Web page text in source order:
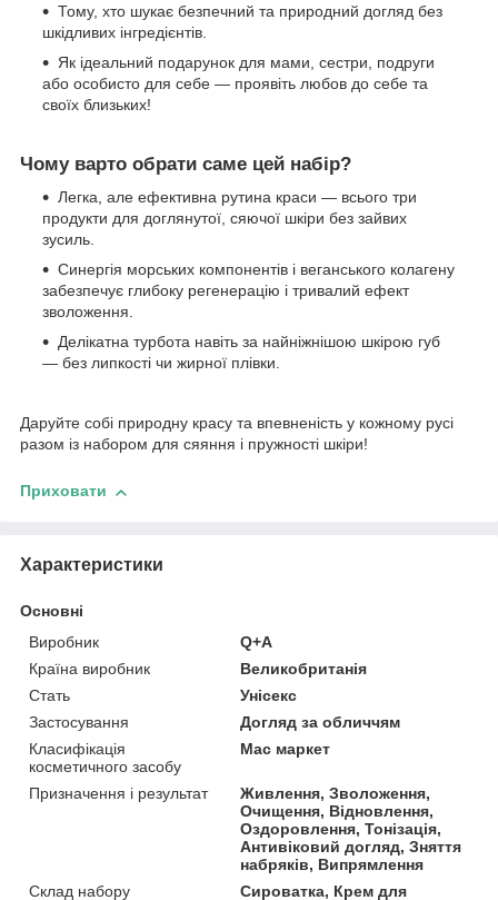
Тому, хто шукає безпечний та природний догляд без
шкідливих інгредієнтів.
Як ідеальний подарунок для мами, сестри, подруги
або особисто для себе — проявіть любов до себе та
своїх близьких!
Чому варто обрати саме цей набір?
Легка, але ефективна рутина краси — всього три
продукти для доглянутої, сяючої шкіри без зайвих
зусиль.
Синергія морських компонентів і веганського колагену
забезпечує глибоку регенерацію і тривалий ефект
зволоження.
Делікатна турбота навіть за найніжнішою шкірою губ
— без липкості чи жирної плівки.
Даруйте собі природну красу та впевненість у кожному русі
разом із набором для сяяння і пружності шкіри!
Приховати
Характеристики
Основні
Виробник
Q+A
Країна виробник
Великобританія
Стать
Унісекс
Застосування
Догляд за обличчям
Класифікація
косметичного засобу
Мас маркет
Призначення і результат
Живлення, Зволоження,
Очищення, Відновлення,
Оздоровлення, Тонізація,
Антивіковий догляд, Зняття
набряків, Випрямлення
Склад набору
Сироватка, Крем для